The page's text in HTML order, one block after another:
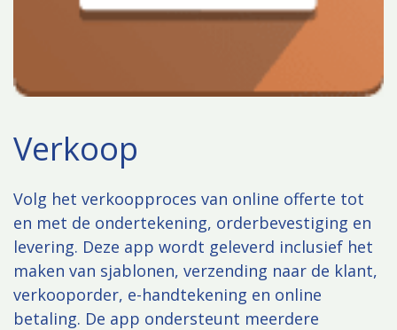
Verkoop
Volg het verkoopproces van online offerte tot
en met de ondertekening, orderbevestiging en
levering. Deze app wordt geleverd inclusief het
maken van sjablonen, verzending naar de klant,
verkooporder, e-handtekening en online
betaling. De app ondersteunt meerdere